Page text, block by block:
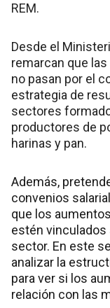
REM.
Desde el
remarcan que
no pasan por el
estrategia de
sectores
productores de
harinas y pan.
Además,
convenios
que los
estén vinculados
sector. En este
analizar la
para ver si los
relación con las